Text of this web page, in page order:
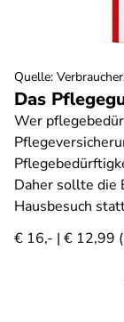
Das
Wer
Daher sollte die
Hausbesuch
€ 16,- | € 12,99
Quelle: